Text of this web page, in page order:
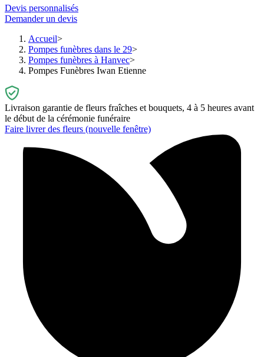
Devis personnalisés
Demander un devis
Accueil
Pompes funèbres dans le 29
Pompes funèbres à Hanvec
Pompes Funèbres Iwan Etienne
Livraison garantie de fleurs fraîches et bouquets, 4 à 5 heures avant
le début de la cérémonie funéraire
Faire livrer des fleurs (nouvelle fenêtre)